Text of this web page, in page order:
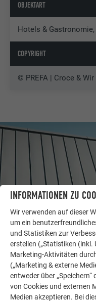
OBJEKTART
Hotels &
COPYRIGHT
© PREFA | Croce & Wir
LASSEN SIE SICH
WEITERE OBJEKTE
Die PREFA
INFORMATIONEN ZU
Wir verwenden auf dieser
um ein
und Statistiken zur
erstellen („Statistiken (inkl.
Marketing-Aktivitäten
(„Marketing & externe
entweder über
von Cookies und externen
Medien akzeptieren. Bei